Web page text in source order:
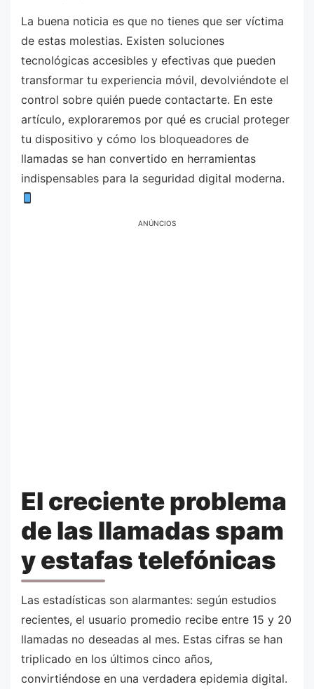
La buena noticia es que no tienes que ser víctima
de estas molestias. Existen soluciones
tecnológicas accesibles y efectivas que pueden
transformar tu experiencia móvil, devolviéndote el
control sobre quién puede contactarte. En este
artículo, exploraremos por qué es crucial proteger
tu dispositivo y cómo los bloqueadores de
llamadas se han convertido en herramientas
indispensables para la seguridad digital moderna.
ANÚNCIOS
El creciente problema
de las llamadas spam
y estafas telefónicas
Las estadísticas son alarmantes: según estudios
recientes, el usuario promedio recibe entre 15 y 20
llamadas no deseadas al mes. Estas cifras se han
triplicado en los últimos cinco años,
convirtiéndose en una verdadera epidemia digital.